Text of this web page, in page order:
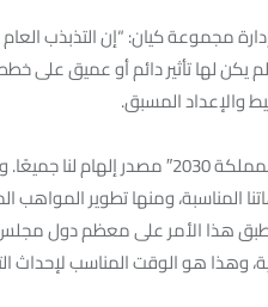
مجموعة كيان: “إن التذبذب
لها تأثير دائم أو عميق على
والإعداد المسبق.
وأضاف الحاطي: “لقد كانت “رؤية
المناسبة، ومنها تطوير
بقوة في العام 2017. وينطبق هذا الأمر على
وهذا هو الوقت المناسب لإحداث